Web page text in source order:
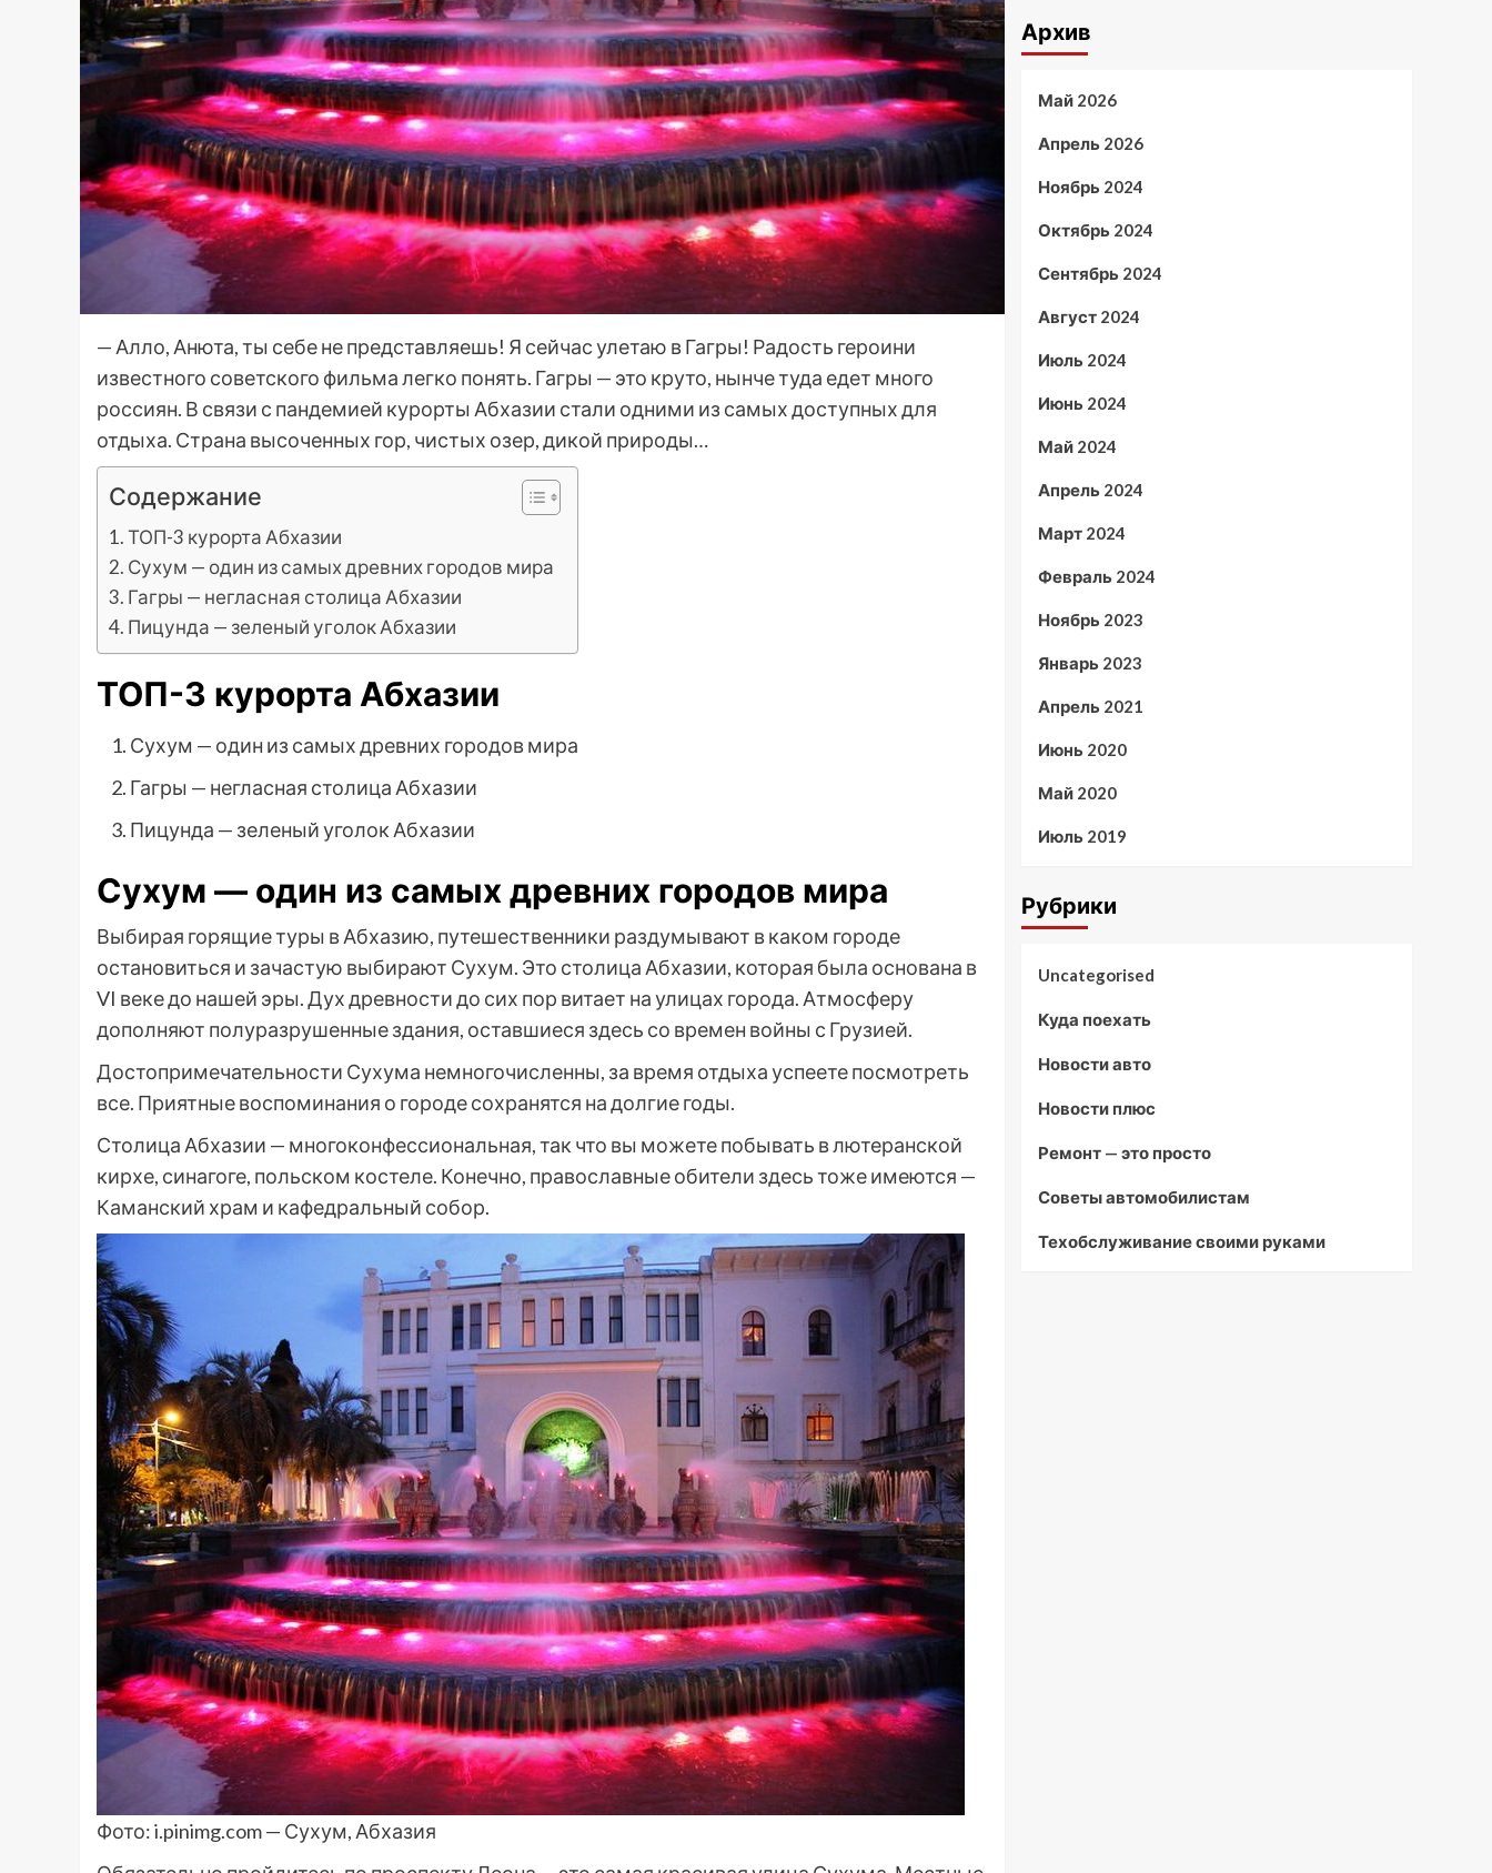
— Алло, Анюта, ты себе не представляешь! Я сейчас улетаю в Гагры! Радость героини
известного советского фильма легко понять. Гагры — это круто, нынче туда едет много
россиян. В связи с пандемией курорты Абхазии стали одними из самых доступных для
отдыха. Страна высоченных гор, чистых озер, дикой природы…
Содержание
ТОП-3 курорта Абхазии
Сухум — один из самых древних городов мира
Гагры — негласная столица Абхазии
Пицунда — зеленый уголок Абхазии
ТОП-3 курорта Абхазии
Сухум — один из самых древних городов мира
Гагры — негласная столица Абхазии
Пицунда — зеленый уголок Абхазии
Сухум — один из самых древних городов мира
Выбирая горящие туры в Абхазию, путешественники раздумывают в каком городе
остановиться и зачастую выбирают Сухум. Это столица Абхазии, которая была основана в
VI веке до нашей эры. Дух древности до сих пор витает на улицах города. Атмосферу
дополняют полуразрушенные здания, оставшиеся здесь со времен войны с Грузией.
Достопримечательности Сухума немногочисленны, за время отдыха успеете посмотреть
все. Приятные воспоминания о городе сохранятся на долгие годы.
Столица Абхазии — многоконфессиональная, так что вы можете побывать в лютеранской
кирхе, синагоге, польском костеле. Конечно, православные обители здесь тоже имеются —
Каманский храм и кафедральный собор.
Фото: i.pinimg.com — Сухум, Абхазия
Архив
Май 2026
Апрель 2026
Ноябрь 2024
Октябрь 2024
Сентябрь 2024
Август 2024
Июль 2024
Июнь 2024
Май 2024
Апрель 2024
Март 2024
Февраль 2024
Ноябрь 2023
Январь 2023
Апрель 2021
Июнь 2020
Май 2020
Июль 2019
Рубрики
Uncategorised
Куда поехать
Новости авто
Новости плюс
Ремонт — это просто
Советы автомобилистам
Техобслуживание своими руками